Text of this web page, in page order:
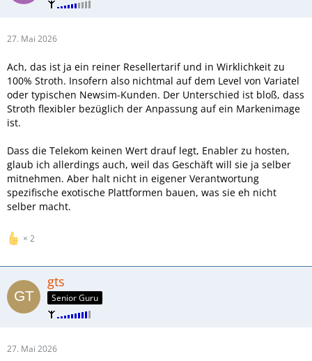
27. Mai 2026
Ach, das ist ja ein reiner Resellertarif und in Wirklichkeit zu
100% Stroth. Insofern also nichtmal auf dem Level von Variatel
oder typischen Newsim-Kunden. Der Unterschied ist bloß, dass
Stroth flexibler bezüglich der Anpassung auf ein Markenimage
ist.
Dass die Telekom keinen Wert drauf legt, Enabler zu hosten,
glaub ich allerdings auch, weil das Geschäft will sie ja selber
mitnehmen. Aber halt nicht in eigener Verantwortung
spezifische exotische Plattformen bauen, was sie eh nicht
selber macht.
2
gts
Senior Guru
27. Mai 2026